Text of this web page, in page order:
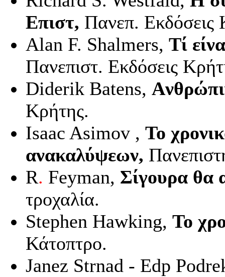
Επιστ, Πανεπ. Εκδόσεις
Alan F. Shalmers, Tί
Πανεπιστ. Εκδόσεις
Diderik Batens, A
Κρήτης.
Isaac Asimov , Το
ανακαλύψεων,
R. Feyman, Σίγουρα θα
τροχαλία.
Stephen Hawking, Το
Κάτοπτρο.
Janez Strnad - Edp